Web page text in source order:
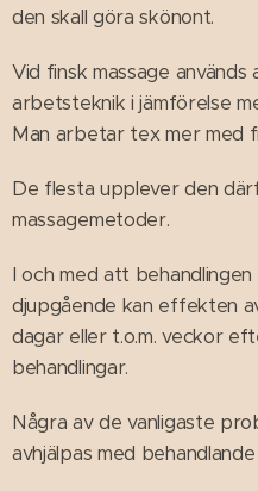
den skall göra skönont.
Vid finsk massage
arbetsteknik i jämförelse
Man arbetar tex mer med
De flesta upplever den
massagemetoder.
I och med att
djupgående kan effekten
dagar eller t.o.m. veckor
behandlingar.
Några av de vanligaste
avhjälpas med